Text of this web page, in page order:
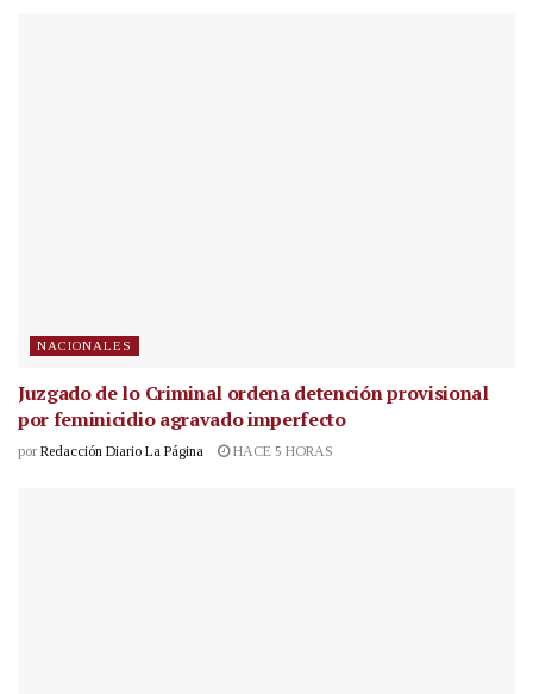
NACIONALES
Juzgado de lo Criminal ordena detención provisional
por feminicidio agravado imperfecto
por Redacción Diario La Página HACE 5 HORAS